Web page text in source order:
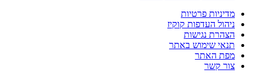
מדיניות פרטיות
ניהול העדפות קוקיז
הצהרת נגישות
תנאי שימוש באתר
מפת האתר
צור קשר